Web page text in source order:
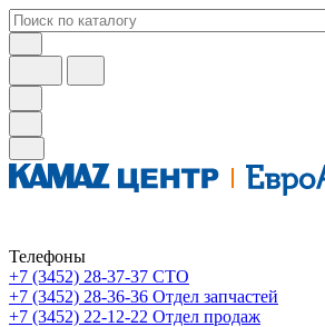
Телефоны
+7 (3452) 28-37-37 СТО
+7 (3452) 28-36-36 Отдел запчастей
+7 (3452) 22-12-22 Отдел продаж